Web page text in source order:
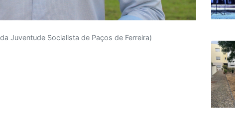
Juventude Socialista de Paços de Ferreira)